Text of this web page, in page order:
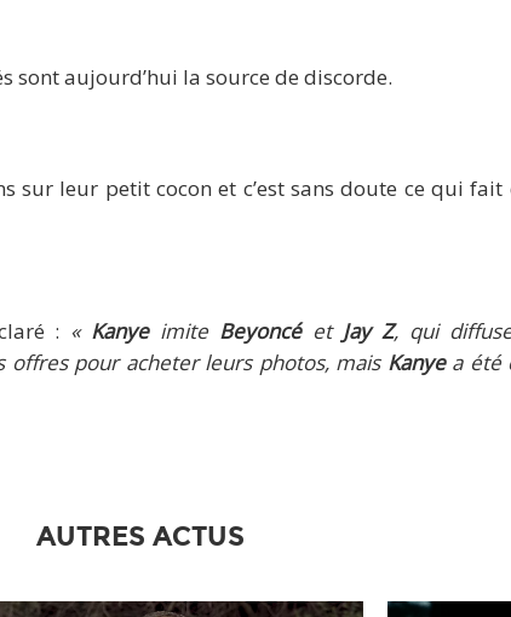
sont aujourd’hui la source de discorde.
sur leur petit cocon et c’est sans doute ce qui fait
: « Kanyeimite Beyoncéet Jay Z, qui
pour acheter leurs photos, mais Kanyea été
AUTRES ACTUS